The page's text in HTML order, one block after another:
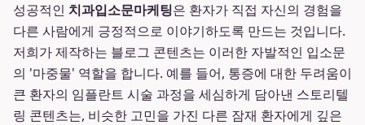
성공적인 치과입소문마케팅은 환자가 직접 자신의 경험을
다른 사람에게 긍정적으로 이야기하도록 만드는 것입니다.
저희가 제작하는 블로그 콘텐츠는 이러한 자발적인 입소문
의 '마중물' 역할을 합니다. 예를 들어, 통증에 대한 두려움이
큰 환자의 임플란트 시술 과정을 세심하게 담아낸 스토리텔
링 콘텐츠는, 비슷한 고민을 가진 다른 잠재 환자에게 깊은